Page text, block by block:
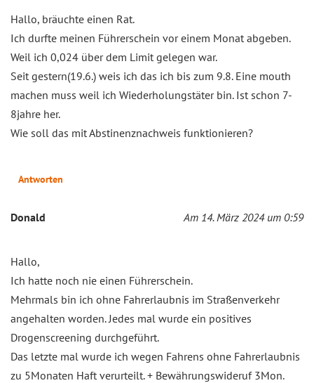
Hallo, bräuchte einen Rat.
Ich durfte meinen Führerschein vor einem Monat abgeben.
Weil ich 0,024 über dem Limit gelegen war.
Seit gestern(19.6.) weis ich das ich bis zum 9.8. Eine mouth
machen muss weil ich Wiederholungstäter bin. Ist schon 7-
8jahre her.
Wie soll das mit Abstinenznachweis funktionieren?
Antworten
Donald Am 14. März 2024 um 0:59
Hallo,
Ich hatte noch nie einen Führerschein.
Mehrmals bin ich ohne Fahrerlaubnis im Straßenverkehr
angehalten worden. Jedes mal wurde ein positives
Drogenscreening durchgeführt.
Das letzte mal wurde ich wegen Fahrens ohne Fahrerlaubnis
zu 5Monaten Haft verurteilt. + Bewährungswideruf 3Mon.